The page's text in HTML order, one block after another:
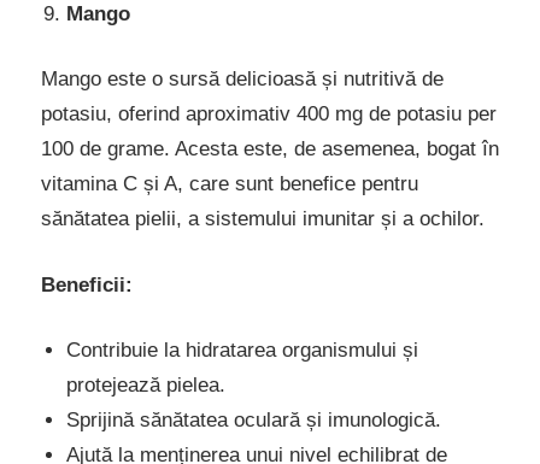
Mango
Mango este o sursă delicioasă și nutritivă de
potasiu, oferind aproximativ 400 mg de potasiu per
100 de grame. Acesta este, de asemenea, bogat în
vitamina C și A, care sunt benefice pentru
sănătatea pielii, a sistemului imunitar și a ochilor.
Beneficii:
Contribuie la hidratarea organismului și
protejează pielea.
Sprijină sănătatea oculară și imunologică.
Ajută la menținerea unui nivel echilibrat de